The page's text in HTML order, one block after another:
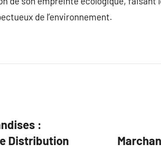
de l’environnement.
:
Distribution